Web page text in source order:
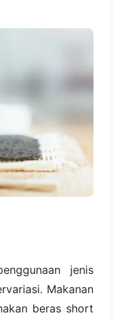
jenis
Makanan
beras short